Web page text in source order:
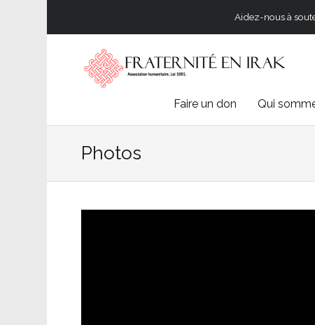
Aidez-nous à
Faire un don Qui
Photos